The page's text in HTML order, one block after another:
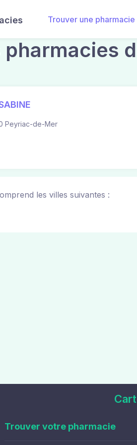
Trouver une pharmacie
Peyriac-de-Mer
les villes suivantes :
Trouver votre pharmacie